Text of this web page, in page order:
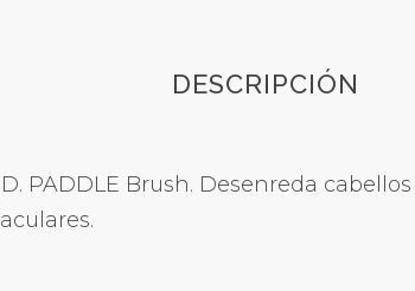
DESCRIPCIÓN
PADDLE Brush. Desenreda